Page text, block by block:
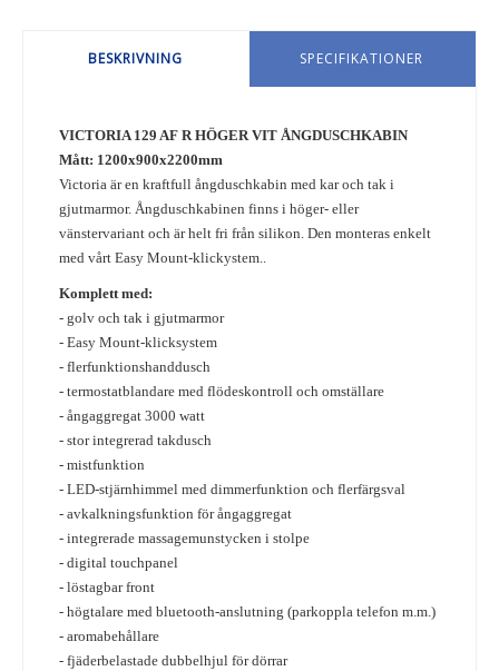
BESKRIVNING SPECIFIKATIONER
VICTORIA 129 AF R HÖGER VIT ÅNGDUSCHKABIN
Mått: 1200x900x2200mm
Victoria är en kraftfull ångduschkabin med kar och tak i
gjutmarmor. Ångduschkabinen finns i höger- eller
vänstervariant och är helt fri från silikon. Den monteras enkelt
med vårt Easy Mount-klickystem..
Komplett med:
- golv och tak i gjutmarmor
- Easy Mount-klicksystem
- flerfunktionshanddusch
- termostatblandare med flödeskontroll och omställare
- ångaggregat 3000 watt
- stor integrerad takdusch
- mistfunktion
- LED-stjärnhimmel med dimmerfunktion och flerfärgsval
- avkalkningsfunktion för ångaggregat
- integrerade massagemunstycken i stolpe
- digital touchpanel
- löstagbar front
- högtalare med bluetooth-anslutning (parkoppla telefon m.m.)
- aromabehållare
- fjäderbelastade dubbelhjul för dörrar